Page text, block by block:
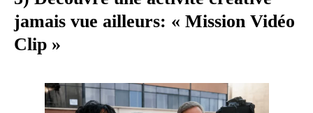
jamais vue ailleurs: « Mission
Vidéo Clip »